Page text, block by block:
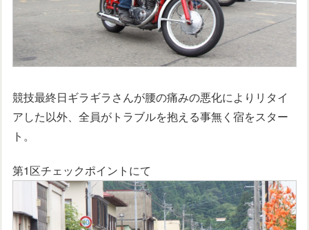
競技最終日ギラギラさんが腰の痛みの悪化によりリタイ
アした以外、全員がトラブルを抱える事無く宿をスター
ト。
第1区チェックポイントにて